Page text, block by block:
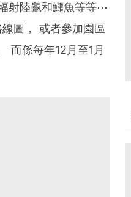
射陸龜和鱷魚等等⋯
圖， 或者參加園區
而係每年12月至1月